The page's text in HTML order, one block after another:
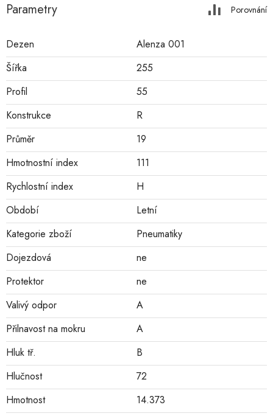
Parametry Porovnání
Dezen
Alenza 001
Šířka
255
Profil
55
Konstrukce
R
Průměr
19
Hmotnostní index
111
Rychlostní index
H
Období
Letní
Kategorie zboží
Pneumatiky
Dojezdová
ne
Protektor
ne
Valivý odpor
A
Přilnavost na mokru
A
Hluk tř.
B
Hlučnost
72
Hmotnost
14.373